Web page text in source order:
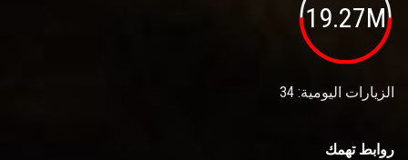
19.27M
الزيارات اليومية: 34
روابط تهمك